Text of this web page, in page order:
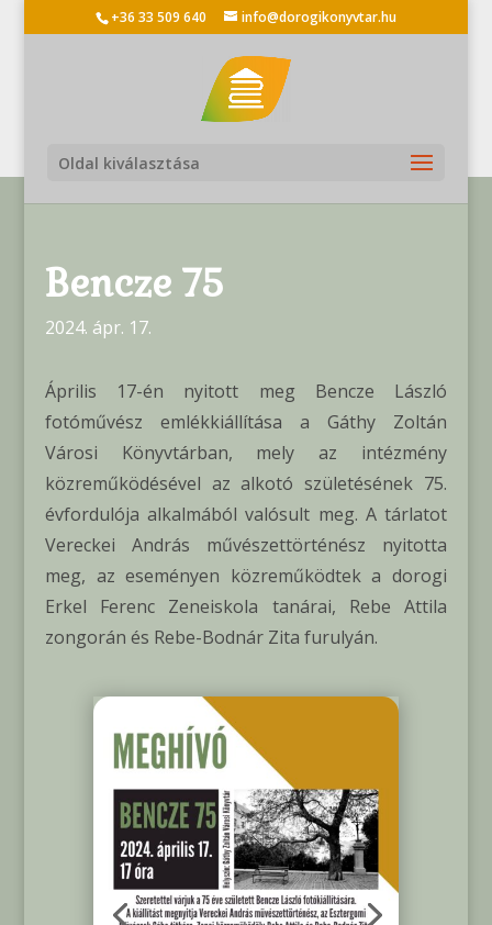
+36 33 509 640 info@dorogikonyvtar.hu
Oldal kiválasztása
Bencze 75
2024. ápr. 17.
Április 17-én nyitott meg Bencze László
fotóművész emlékkiállítása a Gáthy Zoltán
Városi Könyvtárban, mely az intézmény
közreműködésével az alkotó születésének 75.
évfordulója alkalmából valósult meg. A tárlatot
Vereckei András művészettörténész nyitotta
meg, az eseményen közreműködtek a dorogi
Erkel Ferenc Zeneiskola tanárai, Rebe Attila
zongorán és Rebe-Bodnár Zita furulyán.